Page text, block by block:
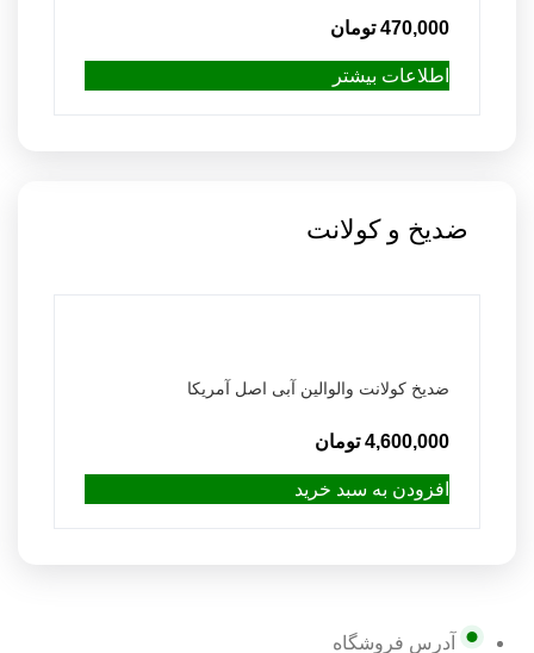
470,000 تومان
اطلاعات بیشتر
ضدیخ و کولانت
ضدیخ کولانت والوالین آبی اصل آمریکا
4,600,000 تومان
افزودن به سبد خرید
آدرس فروشگاه